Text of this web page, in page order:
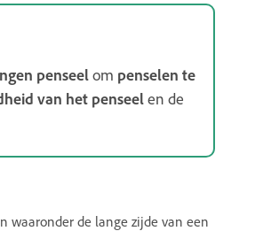
penseelom penselen te
van het penseelen de
waaronder de lange zijde van een